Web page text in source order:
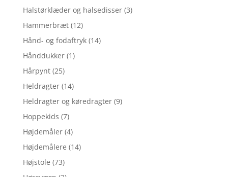
Halstørklæder og halsedisser (3)
Hammerbræt (12)
Hånd- og fodaftryk (14)
Hånddukker (1)
Hårpynt (25)
Heldragter (14)
Heldragter og køredragter (9)
Hoppekids (7)
Højdemåler (4)
Højdemålere (14)
Højstole (73)